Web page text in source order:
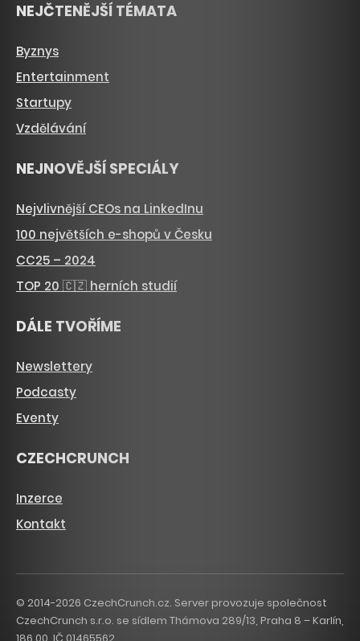
NEJČTENĚJŠÍ TÉMATA
Byznys
Entertainment
Startupy
Vzdělávání
NEJNOVĚJŠÍ SPECIÁLY
Nejvlivnější CEOs na LinkedInu
100 největších e-shopů v Česku
CC25 – 2024
TOP 20 🇨🇿 herních studií
DÁLE TVOŘÍME
Newslettery
Podcasty
Eventy
CZECHCRUNCH
Inzerce
Kontakt
© 2014-2026 CzechCrunch.cz. Server provozuje společnost
CzechCrunch s.r.o. se sídlem Thámova 289/13, Praha 8 – Karlín,